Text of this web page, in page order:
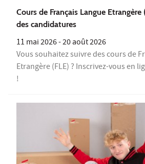
Cours de Français Langue Etrangère
des candidatures
11 mai 2026-20 août 2026
Vous souhaitez suivre des cours de
Etrangère (FLE) ? Inscrivez-vous en
!